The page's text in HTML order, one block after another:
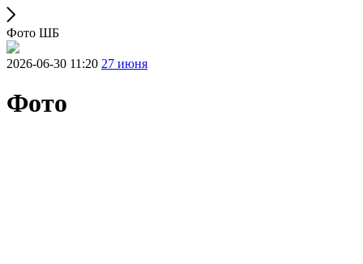
Фото ШБ
2026-06-30 11:20 27 июня
Фото